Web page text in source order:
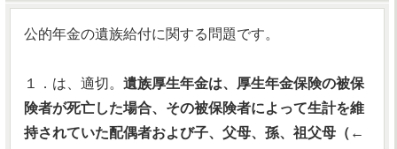
公的年金の遺族給付に関する問題です。
１．は、適切。 遺族厚生年金は、厚生年金保険の被保
険者が死亡した場合、その被保険者によって生計を維
持されていた配偶者および子、父母、孫、祖父母（←